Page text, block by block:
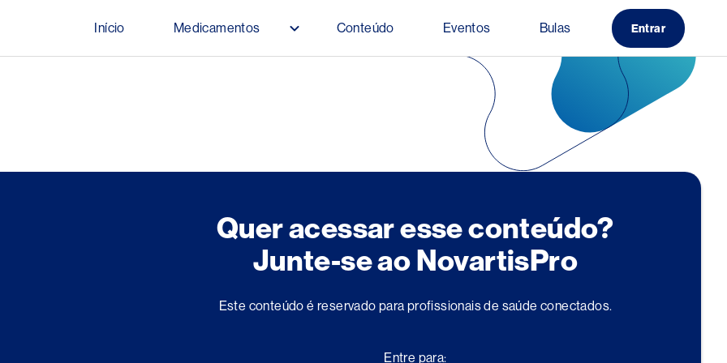
Início Medicamentos Conteúdo Eventos Bulas Entrar
Quer acessar esse conteúdo?
Junte-se ao NovartisPro
Este conteúdo é reservado para profissionais de saúde conectados.
Entre para: